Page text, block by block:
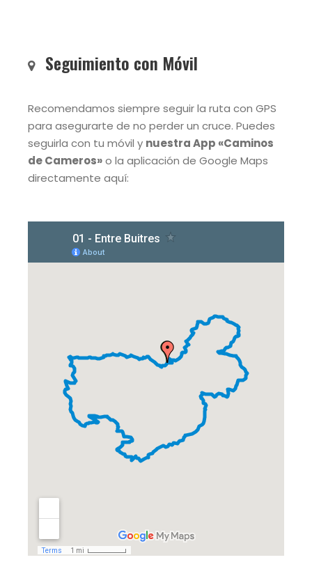
Seguimiento con Móvil
Recomendamos siempre seguir la ruta con GPS
para asegurarte de no perder un cruce. Puedes
seguirla con tu móvil y nuestra App «Caminos
de Cameros»o la aplicación de Google Maps
directamente aquí: